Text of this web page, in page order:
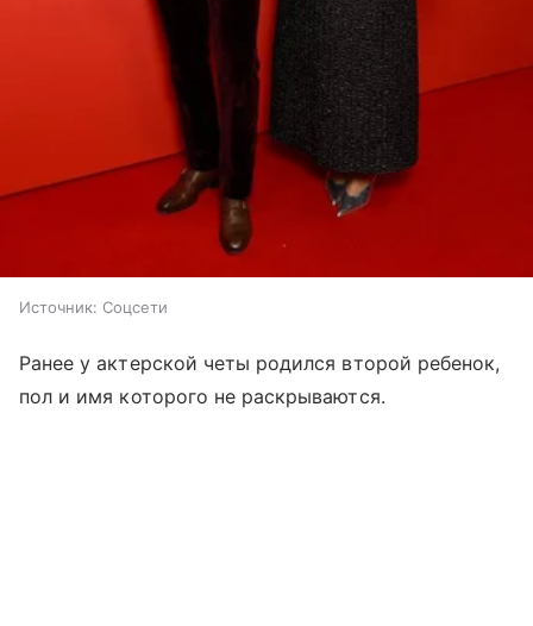
Источник: Соцсети
Ранее у актерской четы родился второй ребенок,
пол и имя которого не раскрываются.